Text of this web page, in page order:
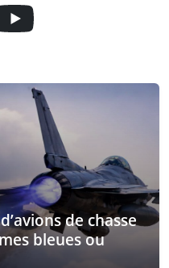
de chasse
bleues ou